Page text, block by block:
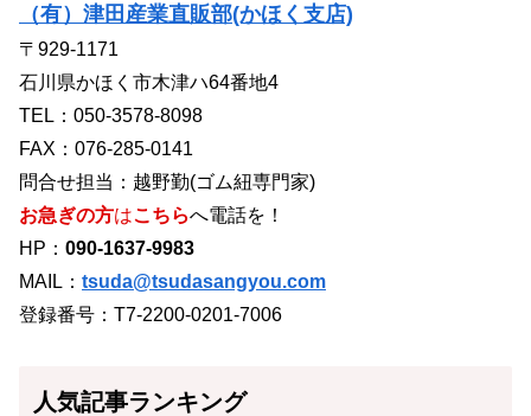
（有）津田産業直販部(かほく支店)
〒929-1171
石川県かほく市木津ハ64番地4
TEL：050-3578-8098
FAX：076-285-0141
問合せ担当：越野勤(ゴム紐専門家)
お急ぎの方はこちらへ電話を！
HP： 090-1637-9983
MAIL： tsuda@tsudasangyou.com
登録番号：T7-2200-0201-7006
人気記事ランキング